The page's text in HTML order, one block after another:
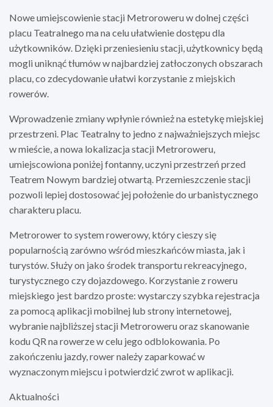
Nowe umiejscowienie stacji Metroroweru w dolnej części
placu Teatralnego ma na celu ułatwienie dostępu dla
użytkowników. Dzięki przeniesieniu stacji, użytkownicy będą
mogli uniknąć tłumów w najbardziej zatłoczonych obszarach
placu, co zdecydowanie ułatwi korzystanie z miejskich
rowerów.
Wprowadzenie zmiany wpłynie również na estetykę miejskiej
przestrzeni. Plac Teatralny to jedno z najważniejszych miejsc
w mieście, a nowa lokalizacja stacji Metroroweru,
umiejscowiona poniżej fontanny, uczyni przestrzeń przed
Teatrem Nowym bardziej otwartą. Przemieszczenie stacji
pozwoli lepiej dostosować jej położenie do urbanistycznego
charakteru placu.
Metrorower to system rowerowy, który cieszy się
popularnością zarówno wśród mieszkańców miasta, jak i
turystów. Służy on jako środek transportu rekreacyjnego,
turystycznego czy dojazdowego. Korzystanie z roweru
miejskiego jest bardzo proste: wystarczy szybka rejestracja
za pomocą aplikacji mobilnej lub strony internetowej,
wybranie najbliższej stacji Metroroweru oraz skanowanie
kodu QR na rowerze w celu jego odblokowania. Po
zakończeniu jazdy, rower należy zaparkować w
wyznaczonym miejscu i potwierdzić zwrot w aplikacji.
Aktualności